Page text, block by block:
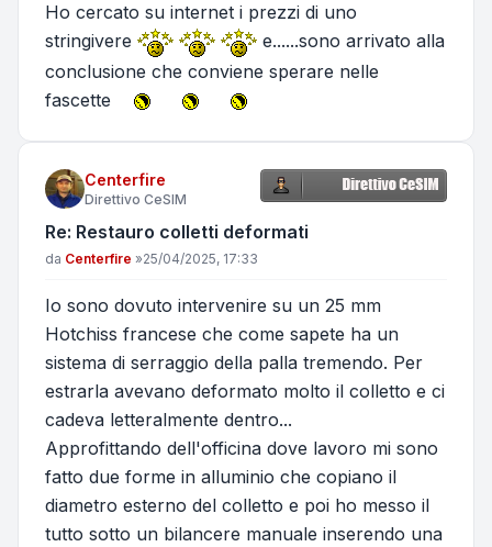
Ho cercato su internet i prezzi di uno
stringivere
e......sono arrivato alla
conclusione che conviene sperare nelle
fascette
Centerfire
Direttivo CeSIM
Re: Restauro colletti deformati
Messaggio
da Centerfire »25/04/2025, 17:33
Io sono dovuto intervenire su un 25 mm
Hotchiss francese che come sapete ha un
sistema di serraggio della palla tremendo. Per
estrarla avevano deformato molto il colletto e ci
cadeva letteralmente dentro...
Approfittando dell'officina dove lavoro mi sono
fatto due forme in alluminio che copiano il
diametro esterno del colletto e poi ho messo il
tutto sotto un bilancere manuale inserendo una